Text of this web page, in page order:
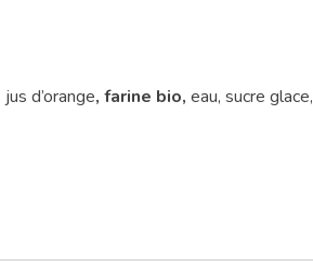
d’orange, farine bio, eau, sucre glace,